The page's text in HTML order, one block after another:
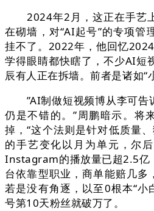
2024年2月，这正在手艺
在砌墙，对“AI起号”的专项管
挂不了。2022年，他回忆
学得眼睛都快瞎了，不少AI短
辰有人正在拆墙。前者是诸如“
”AI制做短视频博从李可告
仍是不错的。”周鹏暗示。将
掉，“这个法则是针对低质量
的手艺变化以月为单元，尔
Instagram的播放量已超2.5亿
台依靠型职业，商单能赔几多
若是没有角逐，以至0根本“小
号第10天粉丝就破万了。